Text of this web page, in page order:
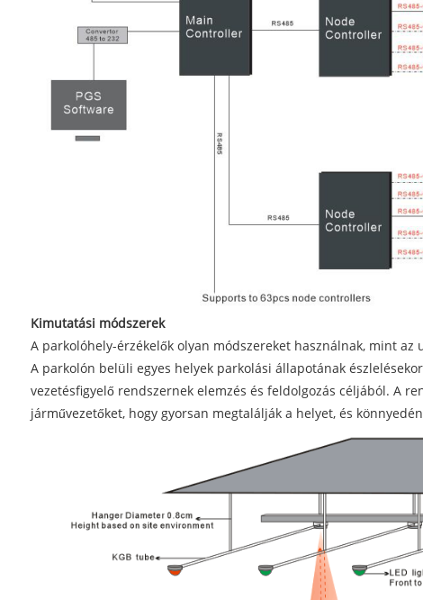
Kimutatási módszerek
A parkolóhely-érzékelők olyan módszereket használnak, mint
A parkolón belüli egyes helyek parkolási állapotának
vezetésfigyelő rendszernek elemzés és feldolgozás céljából. A
járművezetőket, hogy gyorsan megtalálják a helyet, és